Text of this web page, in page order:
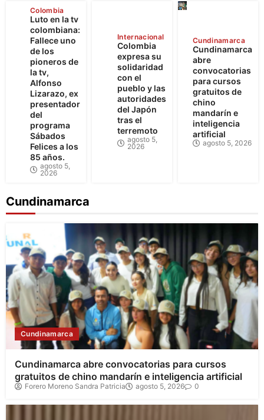
Colombia
Luto en la tv
colombiana:
Fallece uno
de los
pioneros de
la tv,
Alfonso
Lizarazo, ex
presentador
del
programa
Sábados
Felices a los
85 años.
agosto 5,
2026
Internacional
Colombia
expresa su
solidaridad
con el
pueblo y las
autoridades
del Japón
tras el
terremoto
agosto 5,
2026
Cundinamarca
Cundinamarca
abre
convocatorias
para cursos
gratuitos de
chino
mandarín e
inteligencia
artificial
agosto 5, 2026
Cundinamarca
Cundinamarca
Cundinamarca abre convocatorias para cursos
gratuitos de chino mandarín e inteligencia artificial
Forero Moreno Sandra Patricia agosto 5, 2026 0